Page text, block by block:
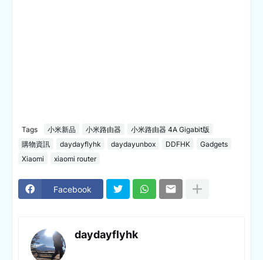
Tags 小米新品 小米路由器
小米路由器 4A Gigabit版
購物資訊
daydayflyhk daydayunbox DDFHK
Gadgets
Xiaomi
xiaomi router
Facebook
daydayflyhk